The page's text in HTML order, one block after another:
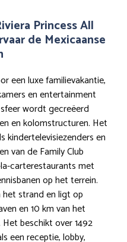
Princess All
de Mexicaanse
een luxe familievakantie,
en entertainment
wordt gecreëerd
en kolomstructuren. Het
kindertelevisiezenders en
van de Family Club
la-carterestaurants met
op het terrein.
strand en ligt op
en 10 km van het
beschikt over 1492
een receptie, lobby,